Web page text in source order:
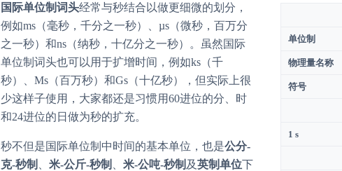
单位制
物理量名称
符号
1 s
国际单位制词头经常与秒结合以做更细微的划分，
例如ms（毫秒，千分之一秒）、µs（微秒，百万分
之一秒）和ns（纳秒，十亿分之一秒）。虽然国际
单位制词头也可以用于扩增时间，例如ks（千
秒）、Ms（百万秒）和Gs（十亿秒），但实际上很
少这样子使用，大家都还是习惯用60进位的分、时
和24进位的日做为秒的扩充。
秒不但是国际单位制中时间的基本单位，也是公分-
克-秒制
、米-公斤-秒制 、米-公吨-秒制 及英制单位下